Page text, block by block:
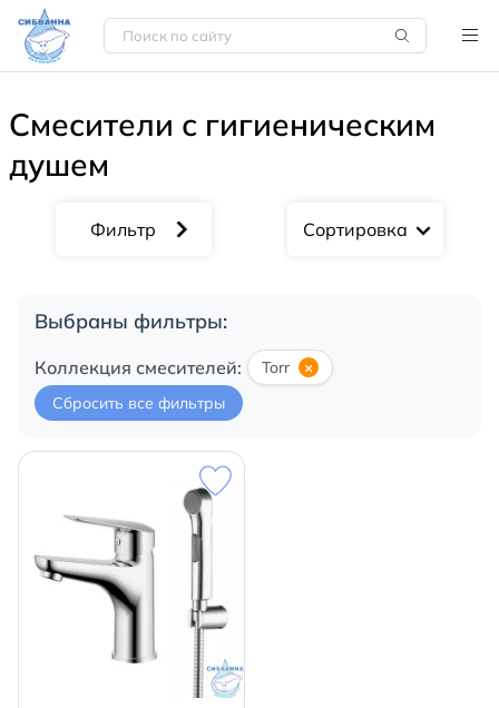
Смесители с гигиеническим
душем
Сортировка
Выбраны фильтры:
Коллекция смесителей: Torr
×
Сбросить все фильтры